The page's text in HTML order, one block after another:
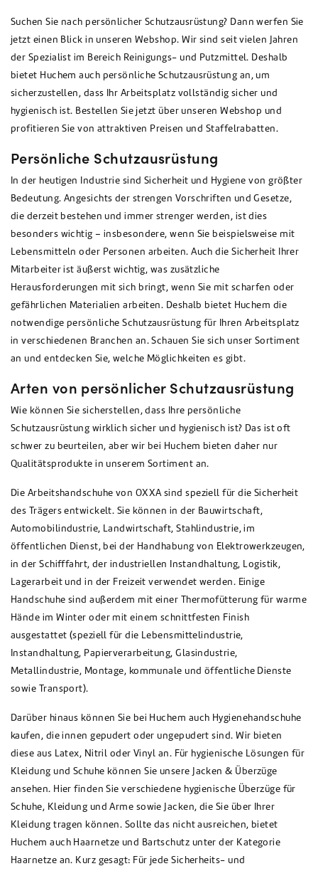
Suchen Sie nach persönlicher Schutzausrüstung? Dann werfen Sie
jetzt einen Blick in unseren Webshop. Wir sind seit vielen Jahren
der Spezialist im Bereich Reinigungs- und Putzmittel. Deshalb
bietet Huchem auch persönliche Schutzausrüstung an, um
sicherzustellen, dass Ihr Arbeitsplatz vollständig sicher und
hygienisch ist. Bestellen Sie jetzt über unseren Webshop und
profitieren Sie von attraktiven Preisen und Staffelrabatten.
Persönliche Schutzausrüstung
In der heutigen Industrie sind Sicherheit und Hygiene von größter
Bedeutung. Angesichts der strengen Vorschriften und Gesetze,
die derzeit bestehen und immer strenger werden, ist dies
besonders wichtig – insbesondere, wenn Sie beispielsweise mit
Lebensmitteln oder Personen arbeiten. Auch die Sicherheit Ihrer
Mitarbeiter ist äußerst wichtig, was zusätzliche
Herausforderungen mit sich bringt, wenn Sie mit scharfen oder
gefährlichen Materialien arbeiten. Deshalb bietet Huchem die
notwendige persönliche Schutzausrüstung für Ihren Arbeitsplatz
in verschiedenen Branchen an. Schauen Sie sich unser Sortiment
an und entdecken Sie, welche Möglichkeiten es gibt.
Arten von persönlicher Schutzausrüstung
Wie können Sie sicherstellen, dass Ihre persönliche
Schutzausrüstung wirklich sicher und hygienisch ist? Das ist oft
schwer zu beurteilen, aber wir bei Huchem bieten daher nur
Qualitätsprodukte in unserem Sortiment an.
Die Arbeitshandschuhe von OXXA sind speziell für die Sicherheit
des Trägers entwickelt. Sie können in der Bauwirtschaft,
Automobilindustrie, Landwirtschaft, Stahlindustrie, im
öffentlichen Dienst, bei der Handhabung von Elektrowerkzeugen,
in der Schifffahrt, der industriellen Instandhaltung, Logistik,
Lagerarbeit und in der Freizeit verwendet werden. Einige
Handschuhe sind außerdem mit einer Thermofütterung für warme
Hände im Winter oder mit einem schnittfesten Finish
ausgestattet (speziell für die Lebensmittelindustrie,
Instandhaltung, Papierverarbeitung, Glasindustrie,
Metallindustrie, Montage, kommunale und öffentliche Dienste
sowie Transport).
Darüber hinaus können Sie bei Huchem auch Hygienehandschuhe
kaufen, die innen gepudert oder ungepudert sind. Wir bieten
diese aus Latex, Nitril oder Vinyl an. Für hygienische Lösungen für
Kleidung und Schuhe können Sie unsere Jacken & Überzüge
ansehen. Hier finden Sie verschiedene hygienische Überzüge für
Schuhe, Kleidung und Arme sowie Jacken, die Sie über Ihrer
Kleidung tragen können. Sollte das nicht ausreichen, bietet
Huchem auch Haarnetze und Bartschutz unter der Kategorie
Haarnetze an. Kurz gesagt: Für jede Sicherheits- und